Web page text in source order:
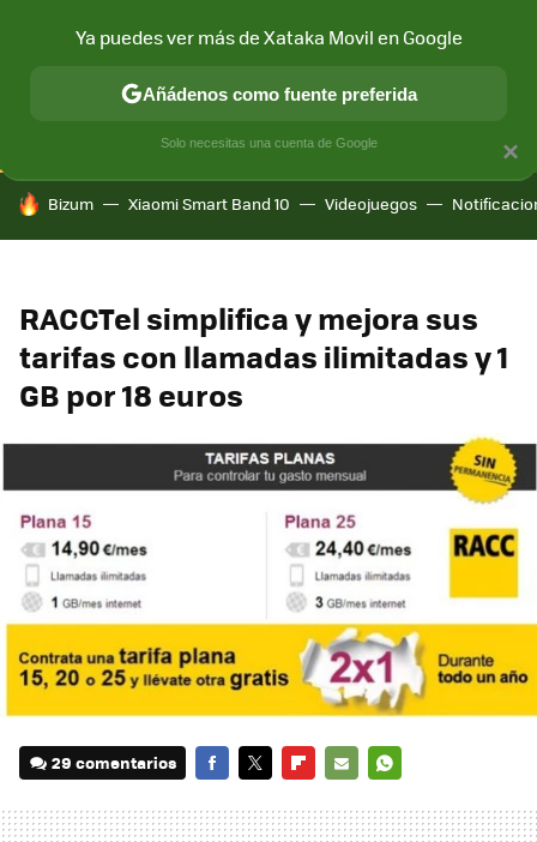
CONECTIVIDAD MÓVIL Y SOCIEDAD APLICACIONES
HOY SE HABLA DE
Bizum Xiaomi Smart Band 10 Videojuegos
RACCTel simplifica y mejora sus
tarifas con llamadas ilimitadas y 1
GB por 18 euros
29 comentarios
MAIL
×
Ya puedes ver más de Xataka Movil en Google
Añádenos como fuente preferida
Solo necesitas una cuenta de Google